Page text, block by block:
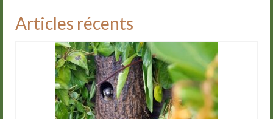
Articles récents